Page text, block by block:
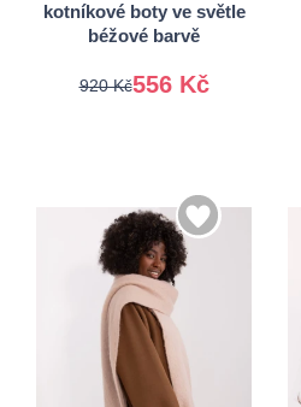
kotníkové boty ve světle
béžové barvě
556 Kč
920 Kč